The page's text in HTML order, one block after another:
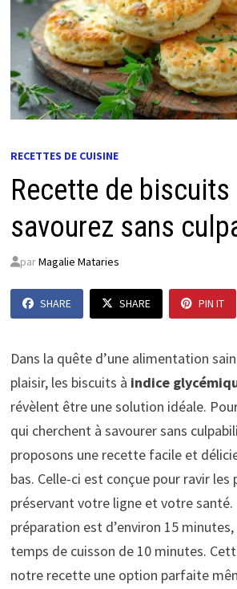
RECETTES DE CUISINE
Recette de biscuits
savourez sans
parMagalie Mataries
SHARE SHARE PIN IT
Dans la quête d’une alimentation
plaisir, les biscuits à indice
révèlent être une solution idéale.
qui cherchent à savourer sans
proposons une recette facile et
bas. Celle-ci est conçue pour ravir les
préservant votre ligne et votre santé.
préparation est d’environ 15 minutes,
temps de cuisson de 10 minutes.
notre recette une option parfaite